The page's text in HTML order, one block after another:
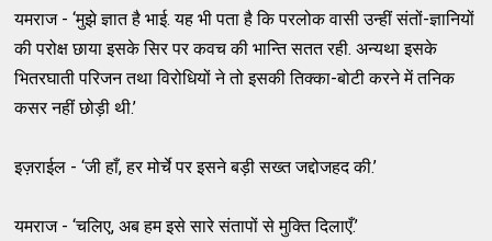
यमराज - ‘मुझे ज्ञात है भाई. यह भी पता है कि परलोक वासी उन्हीं संतों-ज्ञानियों
की परोक्ष छाया इसके सिर पर कवच की भान्ति सतत रही. अन्यथा इसके
भितरघाती परिजन तथा विरोधियों ने तो इसकी तिक्का-बोटी करने में तनिक
कसर नहीं छोड़ी थी.’
इज़राईल - ‘जी हाँ, हर मोर्चे पर इसने बड़ी सख्त जद्दोजहद की.’
यमराज - ‘चलिए, अब हम इसे सारे संतापों से मुक्ति दिलाएँ.’